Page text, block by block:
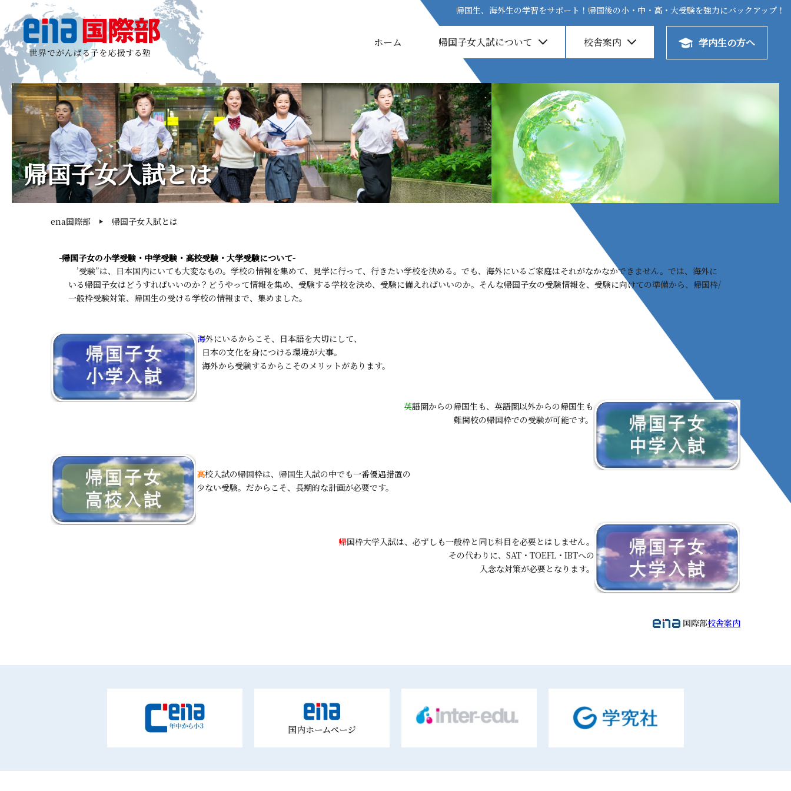
帰国生、海外生の学習をサポート！帰国後の小・中・高・大受験を強力にバックアップ！
ホーム 帰国子女入試について 校舎案内 学内生の方へ
帰国生、海外生の学習をサポート！帰国後の小・中・高・大受験を強力にバックアップ！
ホーム 帰国子女入試について 校舎案内 学内生の方へ
帰国子女入試とは
ena国際部 帰国子女入試とは
-帰国子女の小学受験・中学受験・高校受験・大学受験について-
’受験”は、日本国内にいても大変なもの。学校の情報を集めて、見学に行って、行きたい学校を決める。でも、海外にいるご家庭はそれがなかなかできません。では、海外に
いる帰国子女はどうすればいいのか？どうやって情報を集め、受験する学校を決め、受験に備えればいいのか。そんな帰国子女の受験情報を、受験に向けての準備から、帰国枠/
一般枠受験対策、帰国生の受ける学校の情報まで、集めました。
海外にいるからこそ、日本語を大切にして、
日本の文化を身につける環境が大事。
海外から受験するからこそのメリットがあります。
英語圏からの帰国生も、英語圏以外からの帰国生も
難関校の帰国枠での受験が可能です。
高校入試の帰国枠は、帰国生入試の中でも一番優遇措置の
少ない受験。だからこそ、長期的な計画が必要です。
帰国枠大学入試は、必ずしも一般枠と同じ科目を必要とはしません。
その代わりに、SAT・TOEFL・IBTへの
入念な対策が必要となります。
国際部校舎案内